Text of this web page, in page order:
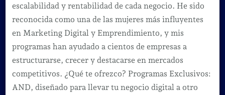
escalabilidad y rentabilidad de cada negocio. He sido
reconocida como una de las mujeres más influyentes
en Marketing Digital y Emprendimiento, y mis
programas han ayudado a cientos de empresas a
estructurarse, crecer y destacarse en mercados
competitivos. ¿Qué te ofrezco? Programas Exclusivos:
AND, diseñado para llevar tu negocio digital a otro